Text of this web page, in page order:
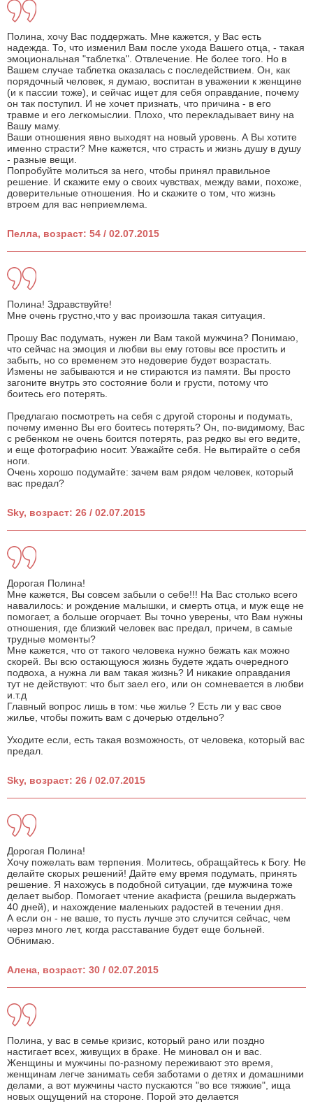
Полина, хочу Вас поддержать. Мне кажется, у Вас есть
надежда. То, что изменил Вам после ухода Вашего отца, - такая
эмоциональная "таблетка". Отвлечение. Не более того. Но в
Вашем случае таблетка оказалась с последействием. Он, как
порядочный человек, я думаю, воспитан в уважении к женщине
(и к пассии тоже), и сейчас ищет для себя оправдание, почему
он так поступил. И не хочет признать, что причина - в его
травме и его легкомыслии. Плохо, что перекладывает вину на
Вашу маму.
Ваши отношения явно выходят на новый уровень. А Вы хотите
именно страсти? Мне кажется, что страсть и жизнь душу в душу
- разные вещи.
Попробуйте молиться за него, чтобы принял правильное
решение. И скажите ему о своих чувствах, между вами, похоже,
доверительные отношения. Но и скажите о том, что жизнь
втроем для вас неприемлема.
Пелла, возраст: 54 / 02.07.2015
Полина! Здравствуйте!
Мне очень грустно,что у вас произошла такая ситуация.
Прошу Вас подумать, нужен ли Вам такой мужчина? Понимаю,
что сейчас на эмоция и любви вы ему готовы все простить и
забыть, но со временем это недоверие будет возрастать.
Измены не забываются и не стираются из памяти. Вы просто
загоните внутрь это состояние боли и грусти, потому что
боитесь его потерять.
Предлагаю посмотреть на себя с другой стороны и подумать,
почему именно Вы его боитесь потерять? Он, по-видимому, Вас
с ребенком не очень боится потерять, раз редко вы его ведите,
и еще фотографию носит. Уважайте себя. Не вытирайте о себя
ноги.
Очень хорошо подумайте: зачем вам рядом человек, который
вас предал?
Sky, возраст: 26 / 02.07.2015
Дорогая Полина!
Мне кажется, Вы совсем забыли о себе!!! На Вас столько всего
навалилось: и рождение малышки, и смерть отца, и муж еще не
помогает, а больше огорчает. Вы точно уверены, что Вам нужны
отношения, где близкий человек вас предал, причем, в самые
трудные моменты?
Мне кажется, что от такого человека нужно бежать как можно
скорей. Вы всю остающуюся жизнь будете ждать очередного
подвоха, а нужна ли вам такая жизнь? И никакие оправдания
тут не действуют: что быт заел его, или он сомневается в любви
и.т.д
Главный вопрос лишь в том: чье жилье ? Есть ли у вас свое
жилье, чтобы пожить вам с дочерью отдельно?
Уходите если, есть такая возможность, от человека, который вас
предал.
Sky, возраст: 26 / 02.07.2015
Дорогая Полина!
Хочу пожелать вам терпения. Молитесь, обращайтесь к Богу. Не
делайте скорых решений! Дайте ему время подумать, принять
решение. Я нахожусь в подобной ситуации, где мужчина тоже
делает выбор. Помогает чтение акафиста (решила выдержать
40 дней), и нахождение маленьких радостей в течении дня.
А если он - не ваше, то пусть лучше это случится сейчас, чем
через много лет, когда расставание будет еще больней.
Обнимаю.
Алена, возраст: 30 / 02.07.2015
Полина, у вас в семье кризис, который рано или поздно
настигает всех, живущих в браке. Не миновал он и вас.
Женщины и мужчины по-разному переживают это время,
женщинам легче занимать себя заботами о детях и домашними
делами, а вот мужчины часто пускаются "во все тяжкие", ища
новых ощущений на стороне. Порой это делается